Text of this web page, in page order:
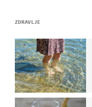
ZDRAVLJE